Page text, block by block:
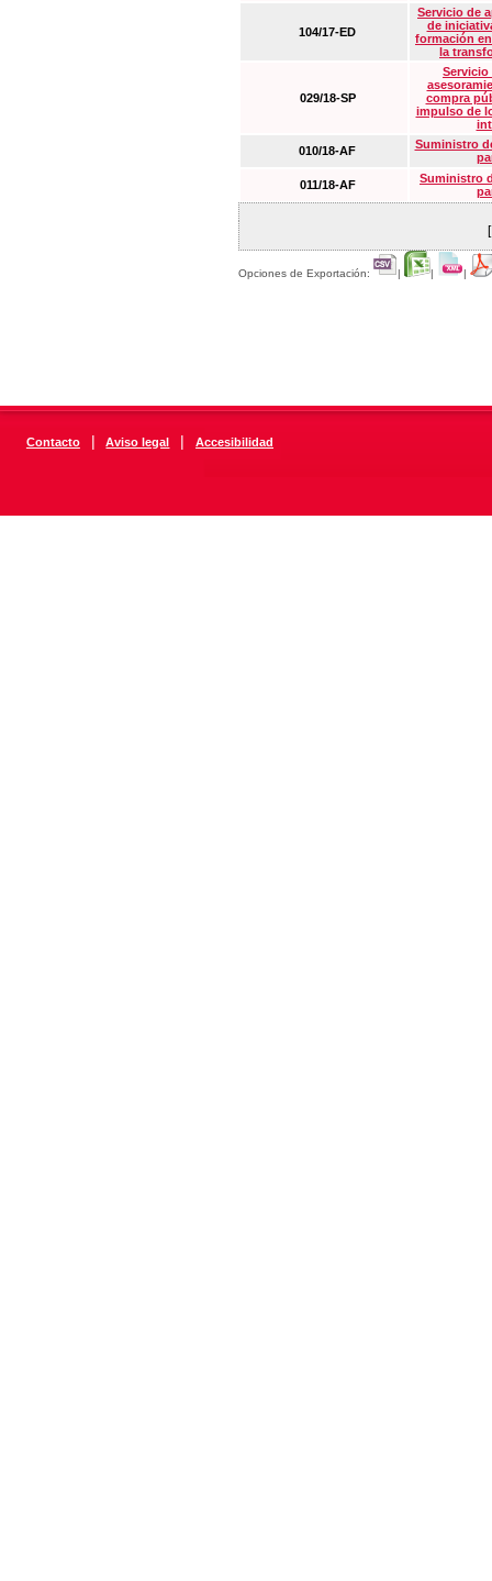
104/17-ED
Servicio de
de
formación
la
029/18-SP
Servicio
compra
impulso de
010/18-AF
Suministro
011/18-AF
Suministro
Opciones de Exportación: | | |
Contacto | Aviso legal | Accesibilidad